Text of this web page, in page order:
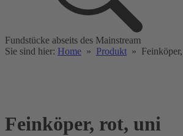
Fundstücke abseits des Mainstream
Sie sind hier: Home » Produkt »
Feinköper, rot, uni